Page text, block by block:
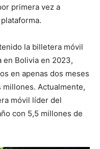
primera vez a
la billetera móvil
en Bolivia en 2023,
en apenas dos meses
millones. Actualmente,
móvil líder del
con 5,5 millones de